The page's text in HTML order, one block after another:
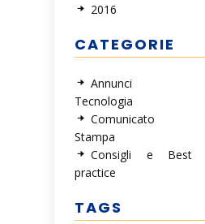
2016
CATEGORIE
Annunci
Tecnologia
Comunicato
Stampa
Consigli e Best
practice
TAGS